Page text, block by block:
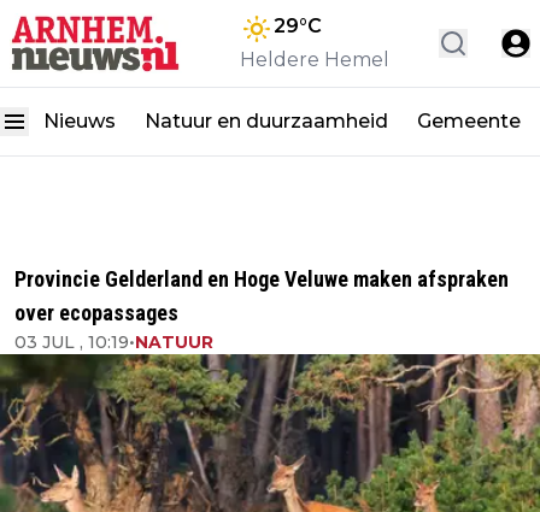
29°C
Heldere Hemel
Nieuws Natuur en duurzaamheid Gemeente
Provincie Gelderland en Hoge Veluwe maken afspraken
over ecopassages
03 JUL , 10:19•NATUUR